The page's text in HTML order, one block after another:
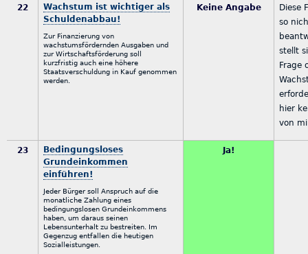
22
Wachstum ist wichtiger als
Schuldenabbau!
Zur Finanzierung von
wachstumsfördernden Ausgaben und
zur Wirtschaftsförderung soll
kurzfristig auch eine höhere
Staatsverschuldung in Kauf genommen
werden.
Keine Angabe
Diese
so
stellt
Frage
hier
von
23
Bedingungsloses
Grundeinkommen
einführen!
Jeder Bürger soll Anspruch auf die
monatliche Zahlung eines
bedingungslosen Grundeinkommens
haben, um daraus seinen
Lebensunterhalt zu bestreiten. Im
Gegenzug entfallen die heutigen
Sozialleistungen.
Ja!